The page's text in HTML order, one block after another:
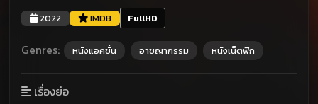
2022 IMDB FullHD
Genres: หนังแอคชั่น อาชญากรรม หนังเน็ตฟิก
เรื่องย่อ